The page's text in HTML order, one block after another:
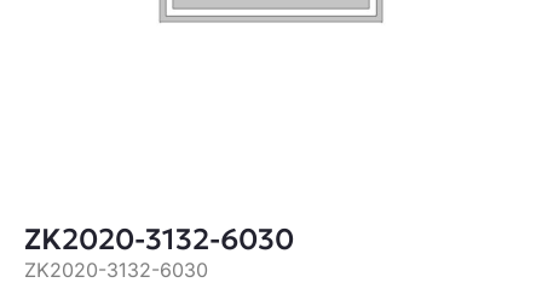
ZK2020-3132-6030
ZK2020-3132-6030